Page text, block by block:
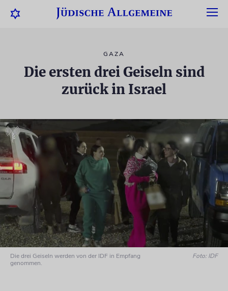
GAZA
Die ersten drei Geiseln sind
zurück in Israel
Die drei Geiseln werden von der IDF in Empfang
genommen.
Foto: IDF